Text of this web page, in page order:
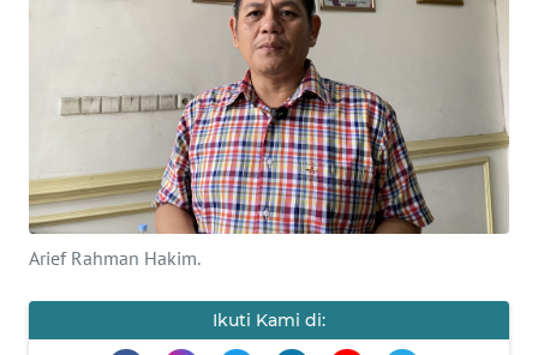
Arief Rahman Hakim.
Ikuti Kami di:
KAMI
IKLAN
TENTANG
PEDOMAN